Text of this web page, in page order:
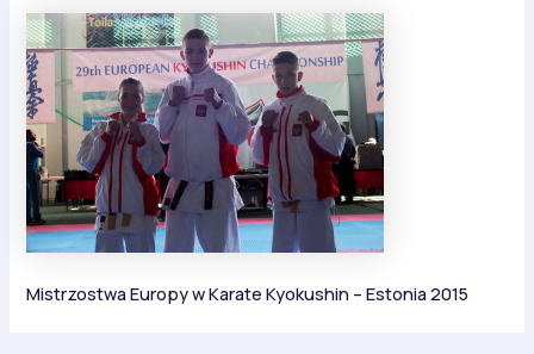
Mistrzostwa Europy w Karate Kyokushin – Estonia 2015